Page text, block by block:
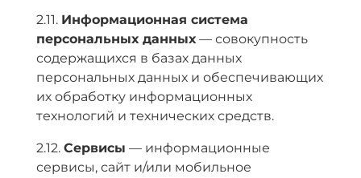
2.11. Информационная система
персональных данных— совокупность
содержащихся в базах данных
персональных данных и обеспечивающих
их обработку информационных
технологий и технических средств.
2.12. Сервисы — информационные
сервисы, сайт и/или мобильное